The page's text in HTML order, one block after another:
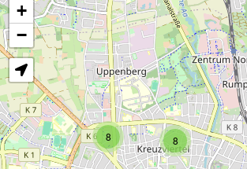
8 8
+
−